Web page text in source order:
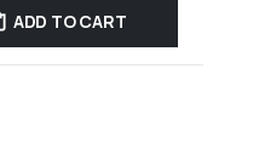
ADD TO CART